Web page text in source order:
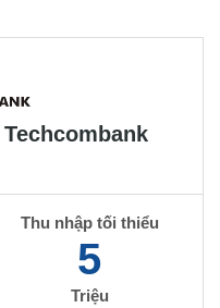
Thu nhập tối thiểu
5
Triệu